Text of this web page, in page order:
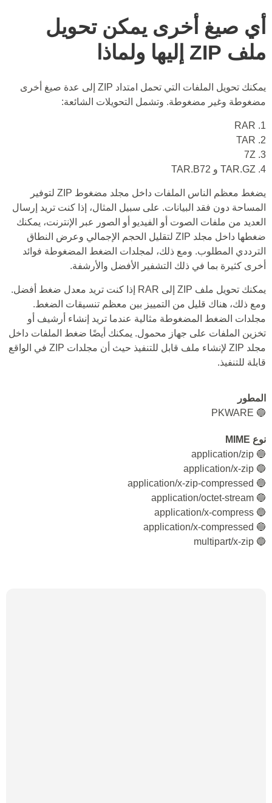
أي صيغ أخرى يمكن تحويل
ملف ZIP إليها ولماذا
يمكنك تحويل الملفات التي تحمل امتداد ZIP إلى عدة صيغ أخرى
مضغوطة وغير مضغوطة. وتشمل التحويلات الشائعة:
1. RAR
2. TAR
3. 7Z
4. TAR.GZ و TAR.B72
يضغط معظم الناس الملفات داخل مجلد مضغوط ZIP لتوفير
المساحة دون فقد البيانات. على سبيل المثال، إذا كنت تريد إرسال
العديد من ملفات الصوت أو الفيديو أو الصور عبر الإنترنت، يمكنك
ضغطها داخل مجلد ZIP لتقليل الحجم الإجمالي وعرض النطاق
الترددي المطلوب. ومع ذلك، لمجلدات الضغط المضغوطة فوائد
أخرى كثيرة بما في ذلك التشفير الأفضل والأرشفة.
يمكنك تحويل ملف ZIP إلى RAR إذا كنت تريد معدل ضغط أفضل.
ومع ذلك، هناك قليل من التمييز بين معظم تنسيقات الضغط.
مجلدات الضغط المضغوطة مثالية عندما تريد إنشاء أرشيف أو
تخزين الملفات على جهاز محمول. يمكنك أيضًا ضغط الملفات داخل
مجلد ZIP لإنشاء ملف قابل للتنفيذ حيث أن مجلدات ZIP في الواقع
قابلة للتنفيذ.
المطور
🔵 PKWARE
نوع MIME
🔵 application/zip
🔵 application/x-zip
🔵 application/x-zip-compressed
🔵 application/octet-stream
🔵 application/x-compress
🔵 application/x-compressed
🔵 multipart/x-zip